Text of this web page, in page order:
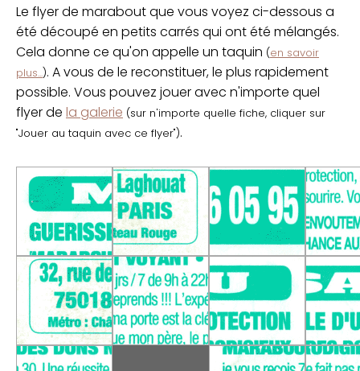
Le flyer de marabout que vous voyez ci-dessous a
été découpé en petits carrés qui ont été mélangés.
Cela donne ce qu'on appelle un taquin (en savoir
plus...). A vous de le reconstituer, le plus rapidement
possible. Vous pouvez jouer avec n'importe quel
flyer de la galerie (sur n'importe quelle fiche, cliquer sur
"Jouer au taquin avec ce flyer").